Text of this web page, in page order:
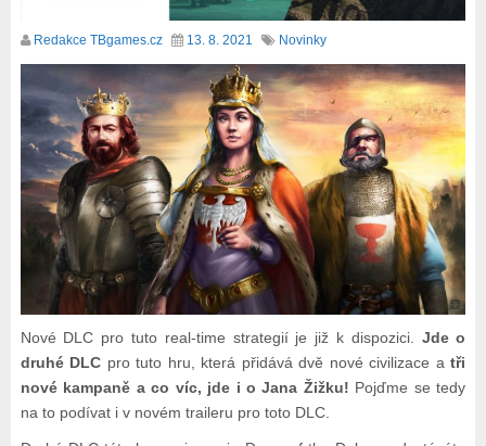
Redakce TBgames.cz 13. 8. 2021 Novinky
Nové DLC pro tuto real-time strategií je již k dispozici. Jde o
druhé DLC pro tuto hru, která přidává dvě nové civilizace a tři
nové kampaně a co víc, jde i o Jana Žižku! Pojďme se tedy
na to podívat i v novém traileru pro toto DLC.